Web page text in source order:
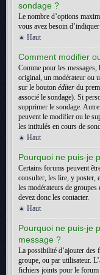
sondage ?
Le nombre d’options
vous avez besoin
Haut
Comment modifier
Comme pour les messages,
original, un modérateur ou
sur le bouton éditer du
associé le sondage). Si
supprimer le sondage.
peuvent le modifier ou le
les intitulés en cours de
Haut
Pourquoi ne puis-je
Certains forums peuvent
consulter, les lire, y poster,
les modérateurs de groupes
devez donc les contacter.
Haut
Pourquoi ne puis-je
message ?
La possibilité d’ajouter des
groupe, ou par utilisateur.
fichiers joints pour le forum